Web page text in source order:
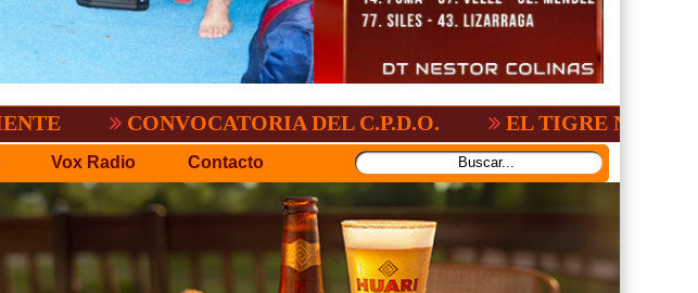
CONVOCATORIA DEL C.P.D.O. EL TIGRE NO PERDONO A
Vox Radio Contacto